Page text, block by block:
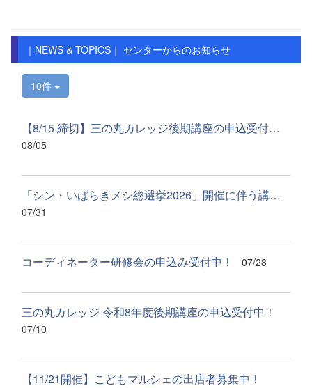
｜NEWS & TOPICS｜ センターからのお知らせ
10件
【8/15 締切】三の丸カレッジ後期講座の申込受付中です
08/05
「シン・いばらきメシ総選挙2026」開催に伴う講座室の貸出停止及...
07/31
コーディネーター研修会の申込み受付中！ 07/28
三の丸カレッジ 令和8年度後期講座の申込受付中！
07/10
【11/21開催】こどもマルシェの出店者募集中！